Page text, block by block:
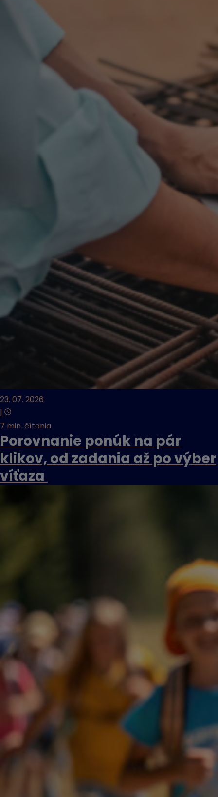
23. 07. 2026
|
7 min. čítania
Porovnanie ponúk na pár
klikov, od zadania až po výber
víťaza